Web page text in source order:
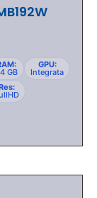
GB
GPU:
Integrata